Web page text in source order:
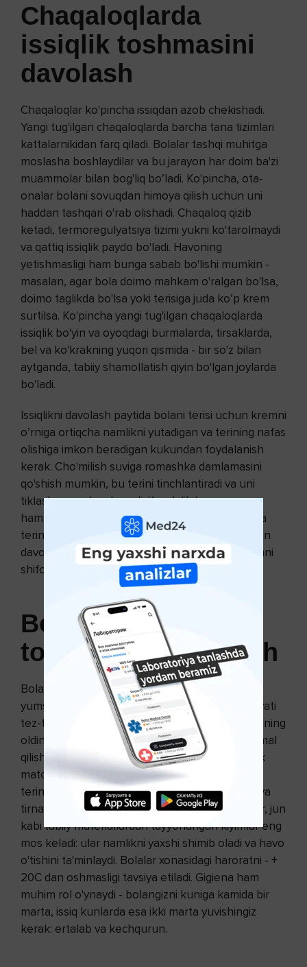
Chaqaloqlarda
issiqlik toshmasini
davolash
Chaqaloqlar ko'pincha issiqdan azob chekishadi.
Yangi tug'ilgan chaqaloqlarda barcha tana tizimlari
kattalarnikidan farq qiladi. Bolalar tashqi muhitga
moslasha boshlaydilar va bu jarayon har doim ba'zi
muammolar bilan bog'liq bo’ladi. Ko'pincha, ota-
onalar bolani sovuqdan himoya qilish uchun uni
haddan tashqari o'rab olishadi. Chaqaloq qizib
ketadi, termoregulyatsiya tizimi yukni ko'tarolmaydi
va qattiq issiqlik paydo bo'ladi. Havoning
yetishmasligi ham bunga sabab bo'lishi mumkin -
masalan, agar bola doimo mahkam o'ralgan bo'lsa,
doimo taglikda bo'lsa yoki terisiga juda ko’p krem
surtilsa. Ko'pincha yangi tug'ilgan chaqaloqlarda
issiqlik bo'yin va oyoqdagi burmalarda, tirsaklarda,
bel va ko'krakning yuqori qismida - bir so'z bilan
aytganda, tabiiy shamollatish qiyin bo'lgan joylarda
bo'ladi.
Issiqlikni davolash paytida bolani terisi uchun kremni
o’rniga ortiqcha namlikni yutadigan va terining nafas
olishiga imkon beradigan kukundan foydalanish
kerak. Cho'milish suviga romashka damlamasini
qo'shish mumkin, bu terini tinchlantiradi va uni
tiklashga yordam beradi. Kundalik havo
hammomlariga ehtiyoj haqida unutmang. Ba'zida
terini rux oksidi kukuni yoki salitsil-sink moyi bilan
davolash tavsiya etiladi, ammo bunday davolashni
shifokor tayinlashi kerak.
Bolalarda
issiqlik
toshmasini davolash
Bolalarning terisi kattalarga qaraganda ancha
yumshoq, shuning uchun ularda tirnash xususiyati
tez-tez uchraydi. Bolalarda issiqlik paydo bo'lishining
oldini olish uchun bir nechta oddiy qoidalarga amal
qilish kifoya. Birinchidan, bolangiz uchun sintetik
matolardan tikilgan kiyimlarni xarid qilmang, ular
terining normal shamollatilishiga xalaqit beradi va
tirnash xususiyatini keltirib chiqaradi. Paxta, zig'ir, jun
kabi tabiiy materiallardan tayyorlangan kiyimlar eng
mos keladi: ular namlikni yaxshi shimib oladi va havo
o'tishini ta'minlaydi. Bolalar xonasidagi haroratni - +
20C dan oshmasligi tavsiya etiladi. Gigiena ham
muhim rol o'ynaydi - bolangizni kuniga kamida bir
marta, issiq kunlarda esa ikki marta yuvishingiz
kerak: ertalab va kechqurun.